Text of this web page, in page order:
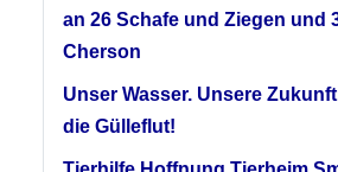
an 26 Schafe und Ziegen und
Cherson
Unser Wasser. Unsere
die Gülleflut!